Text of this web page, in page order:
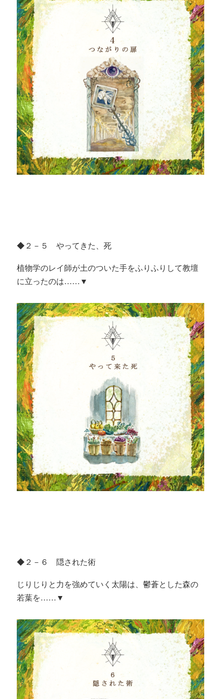
◆２－５ やってきた、死
植物学のレイ師が土のついた手をふりふりして教壇
に立ったのは……▼
◆２－６ 隠された術
じりじりと力を強めていく太陽は、鬱蒼とした森の
若葉を……▼